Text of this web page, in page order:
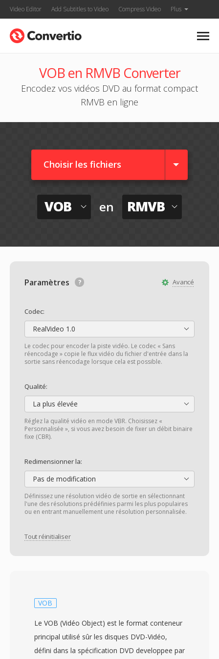
Video Editor Add Subtitles to Video Compress Video Plus
VOB en RMVB Converter
Encodez vos vidéos DVD au format compact
RMVB en ligne
Choisir les fichiers
VOB en RMVB
Avancé
Paramètres
Codec:
RealVideo 1.0
Le codec pour encoder la piste vidéo. Le codec « Sans
réencodage » copie le flux vidéo du fichier d'entrée dans la
sortie sans réencodage lorsque cela est possible.
Qualité:
La plus élevée
Réglez la qualité vidéo en mode VBR. Choisissez «
Personnalisée », si vous avez besoin de fixer un débit binaire
fixe (CBR).
Redimensionner la:
Pas de modification
Définissez une résolution vidéo de sortie en sélectionnant
l'une des résolutions prédéfinies parmi les plus populaires
ou en entrant manuellement une résolution personnalisée.
Tout réinitialiser
VOB
Le VOB (Vidéo Object) est le format conteneur
principal utilisé sûr les disques DVD-Vidéo,
défini dans la spécification DVD developpee par